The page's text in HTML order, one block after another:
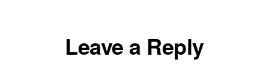
Leave a Reply